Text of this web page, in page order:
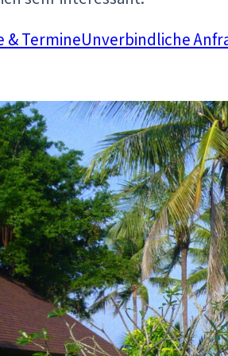
& TermineUnverbindliche